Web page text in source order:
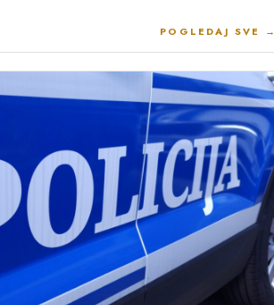
POGLEDAJ SVE →